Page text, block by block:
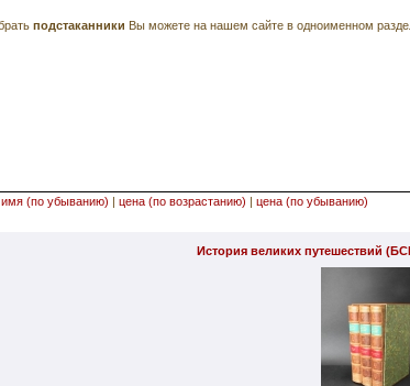
подстаканники Вы можете на нашем сайте в одноименном
имя (по убыванию) цена (по возрастанию)
цена (по убыванию)
История великих путешествий